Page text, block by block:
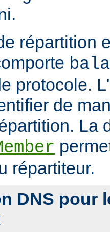
répartition
protocole.
de
La
répartiteur.
DNS pour